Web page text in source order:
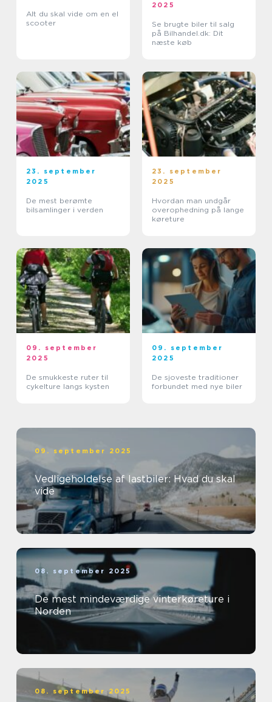
Alt du skal vide om en el
scooter
2025
Se brugte biler til salg
på Bilhandel.dk: Dit
næste køb
23. september
2025
De mest berømte
bilsamlinger i verden
23. september
2025
Hvordan man undgår
overophedning på lange
køreture
09. september
2025
De smukkeste ruter til
cykelture langs kysten
09. september
2025
De sjoveste traditioner
forbundet med nye biler
09. september 2025
Vedligeholdelse af lastbiler: Hvad du skal
vide
08. september 2025
De mest mindeværdige vinterkøreture i
Norden
08. september 2025